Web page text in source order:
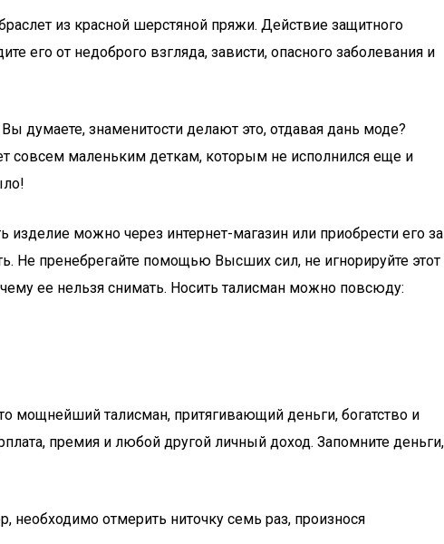
из красной шерстяной пряжи. Действие защитного
его от недоброго взгляда, зависти, опасного заболевания и
думаете, знаменитости делают это, отдавая дань моде?
совсем маленьким деткам, которым не исполнился еще и
изделие можно через интернет-магазин или приобрести его за
Не пренебрегайте помощью Высших сил, не игнорируйте этот
ее нельзя снимать. Носить талисман можно повсюду:
мощнейший талисман, притягивающий деньги, богатство и
премия и любой другой личный доход. Запомните деньги,
отмерить ниточку семь раз, произнося